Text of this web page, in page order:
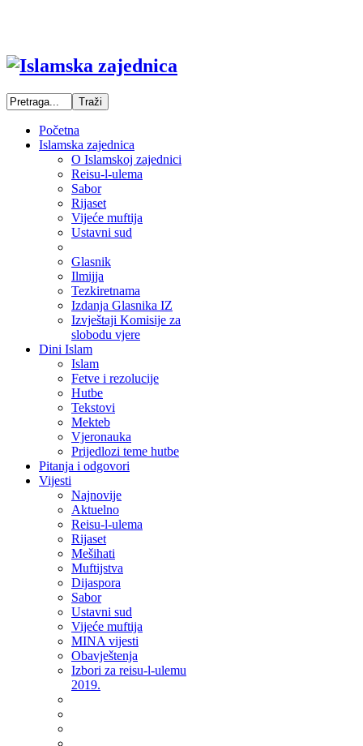
Početna
Islamska zajednica
O Islamskoj zajednici
Reisu-l-ulema
Sabor
Rijaset
Vijeće muftija
Ustavni sud
Glasnik
Ilmijja
Tezkiretnama
Izdanja Glasnika IZ
Izvještaji Komisije za
slobodu vjere
Dini Islam
Islam
Fetve i rezolucije
Hutbe
Tekstovi
Mekteb
Vjeronauka
Prijedlozi teme hutbe
Pitanja i odgovori
Vijesti
Najnovije
Aktuelno
Reisu-l-ulema
Rijaset
Mešihati
Muftijstva
Dijaspora
Sabor
Ustavni sud
Vijeće muftija
MINA vijesti
Obavještenja
Izbori za reisu-l-ulemu
2019.